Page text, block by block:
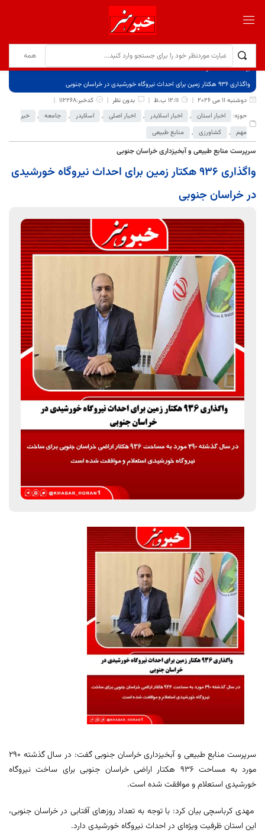
برگ نخست
نوشته‌ها
واگذاری ۹۳۶ هکتار زمین برای احداث نیروگاه خورشیدی در خراسان جنوبی
دوشنبه 11 می 2026
12:11 ب.ظ بدون نظر
کدخبر:112268
حوزه:
اخبار استان , اخبار اسلایدر , اخبار اصلی , اسلایدر , جامعه ,
خبر
مهم , کشاورزی , منابع طبیعی
سرپرست منابع طبیعی و آبخیزداری خراسان جنوبی
واگذاری ۹۳۶ هکتار زمین برای احداث نیروگاه خورشیدی
در خراسان جنوبی
سرپرست منابع طبیعی و آبخیزداری خراسان جنوبی گفت: در سال گذشته ۲۹۰
مورد به مساحت ۹۳۶ هکتار اراضی خراسان جنوبی برای ساخت نیروگاه
خورشیدی استعلام و موافقت شده است.
مهدی کرباسچی بیان کرد: با توجه به تعداد روزهای آفتابی در خراسان جنوبی،
این استان ظرفیت ویژه‌ای در احداث نیروگاه خورشیدی دارد.